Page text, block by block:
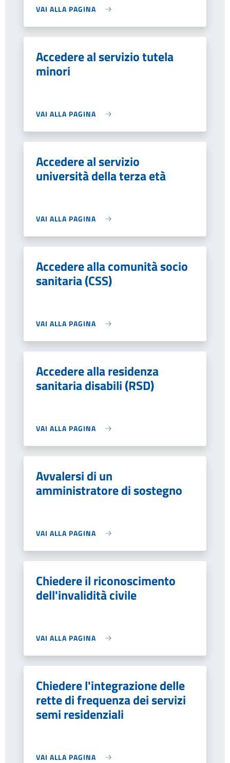
VAI ALLA PAGINA
Accedere al servizio tutela
minori
VAI ALLA PAGINA
Accedere al servizio
università della terza età
VAI ALLA PAGINA
Accedere alla comunità socio
sanitaria (CSS)
VAI ALLA PAGINA
Accedere alla residenza
sanitaria disabili (RSD)
VAI ALLA PAGINA
Avvalersi di un
amministratore di sostegno
VAI ALLA PAGINA
Chiedere il riconoscimento
dell'invalidità civile
VAI ALLA PAGINA
Chiedere l'integrazione delle
rette di frequenza dei servizi
semi residenziali
VAI ALLA PAGINA